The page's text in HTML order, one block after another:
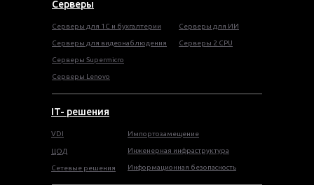
Серверы
Серверы для 1С и бухгалтерии
Серверы для видеонаблюдения
Серверы Supermicro
Серверы Lenovo
Серверы для ИИ
Серверы 2 CPU
VDI
ЦОД
Сетевые решения
Импортозамещение
Инженерная инфраструктура
Информационная безопасность
IT- решения